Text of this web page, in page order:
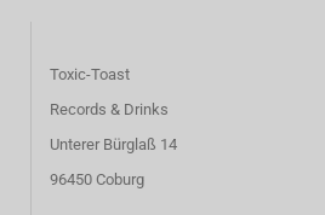
Toxic-Toast
Records & Drinks
Unterer Bürglaß 14
96450 Coburg